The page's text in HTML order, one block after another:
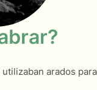
arados para